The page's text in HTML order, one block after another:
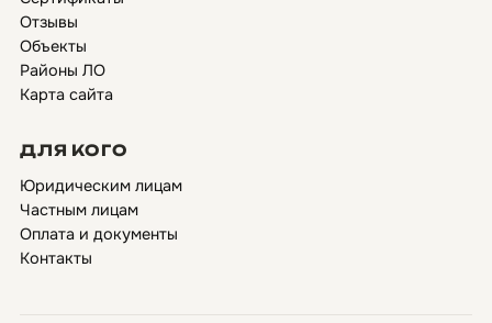
Отзывы
Объекты
Районы ЛО
Карта сайта
ДЛЯ КОГО
Юридическим лицам
Частным лицам
Оплата и документы
Контакты